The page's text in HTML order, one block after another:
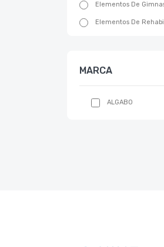
Elementos De
Elementos De
Equipos Fisioterapia
MARCA
ALGABO